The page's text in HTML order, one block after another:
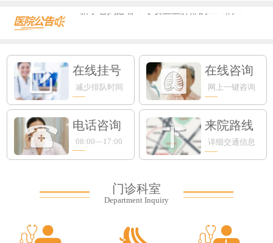
在线挂号
减少排队时间
在线咨询
网上一键咨询
电话咨询
08:00—17:00
来院路线
详细交通信息
门诊科室
Department Inquiry